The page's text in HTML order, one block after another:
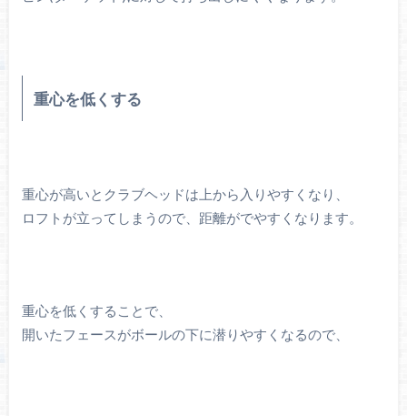
重心を低くする
重心が高いとクラブヘッドは上から入りやすくなり、
ロフトが立ってしまうので、距離がでやすくなります。
重心を低くすることで、
開いたフェースがボールの下に潜りやすくなるので、